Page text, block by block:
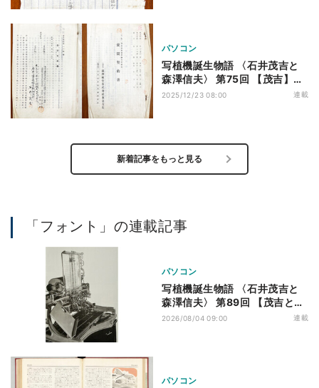
パソコン
写植機誕生物語 〈石井茂吉と
森澤信夫〉 第75回 【茂吉】太
平洋戦争と南方進出
2025/12/23 08:00 連載
新着記事をもっと見る
「フォント」の連載記事
パソコン
写植機誕生物語 〈石井茂吉と
森澤信夫〉 第89回 【茂吉と信
夫】新型写真植字機の構想
2026/08/04 09:00 連載
パソコン